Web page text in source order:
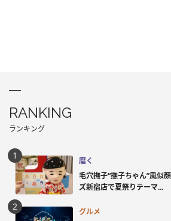
RANKING
ランキング
磨く
毛穴撫子“撫子ちゃん”風似
ズ新宿店で夏祭りテーマ...
グルメ